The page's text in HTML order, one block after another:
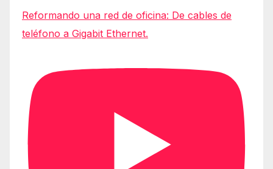
Reformando una red de oficina: De cables de
teléfono a Gigabit Ethernet.